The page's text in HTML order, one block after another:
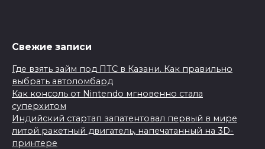
Свежие записи
Где взять займ под ПТС в Казани. Как правильно
выбрать автоломбард
Как консоль от Nintendo мгновенно стала
суперхитом
Индийский стартап запатентовал первый в мире
литой ракетный двигатель, напечатанный на 3D-
принтере